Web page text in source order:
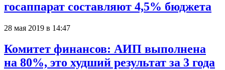
госаппарат составляют 4,5% бюджета
28 мая 2019 в 14:47
Комитет финансов: АИП выполнена
на 80%, это худший результат за 3 года